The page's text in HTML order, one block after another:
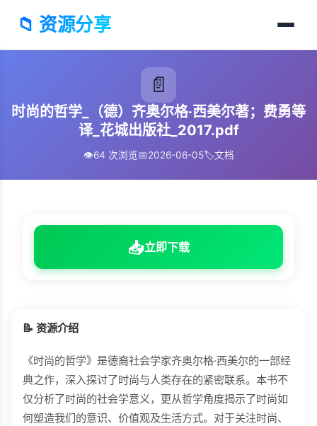
📁 资源分享
📄
时尚的哲学_（德）齐奥尔格·西美尔著；费勇等
译_花城出版社_2017.pdf
👁️64 次浏览📅2026-06-05🏷️文档
📥立即下载
📝 资源介绍
《时尚的哲学》是德裔社会学家齐奥尔格·西美尔的一部经
典之作，深入探讨了时尚与人类存在的紧密联系。本书不
仅分析了时尚的社会学意义，更从哲学角度揭示了时尚如
何塑造我们的意识、价值观及生活方式。对于关注时尚、